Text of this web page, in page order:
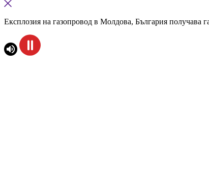
Експлозия на газопровод в Молдова, България получава